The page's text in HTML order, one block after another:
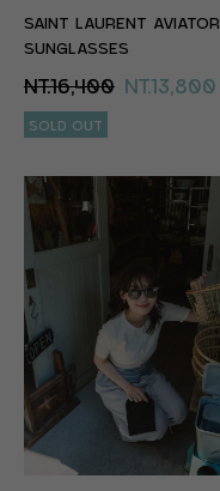
SAINT LAURENT AVIATOR
SUNGLASSES
NT.16,400 NT.13,800
SOLD OUT